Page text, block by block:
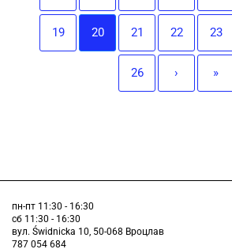
19 20 21 22 23
26 › »
пн-пт 11:30 - 16:30
сб 11:30 - 16:30
вул. Świdnicka 10, 50-068 Вроцлав
787 054 684